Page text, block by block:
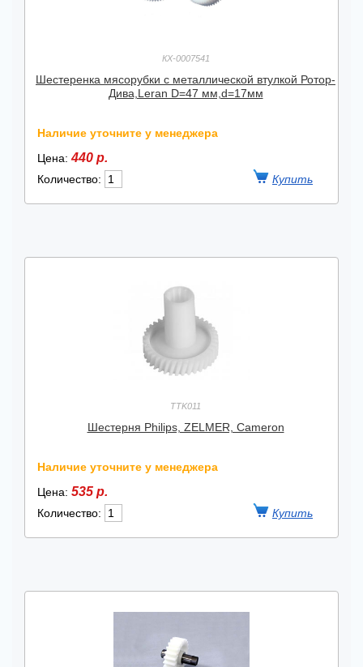
КХ-0007541
Шестеренка мясорубки с металлической втулкой Ротор-
Дива,Leran D=47 мм,d=17мм
Наличие уточните у менеджера
Цена:440 р.
Количество:
TTK011
Шестерня Philips, ZELMER, Cameron
Наличие уточните у менеджера
Цена: 535 р.
Количество: